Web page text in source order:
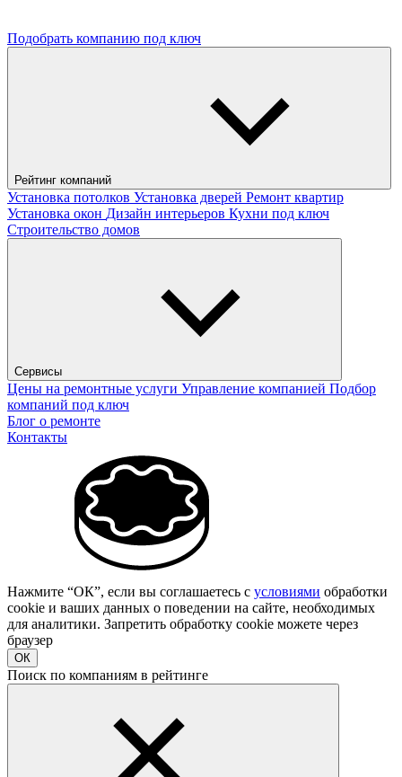
Подобрать компанию под ключ
Рейтинг компаний
Установка потолков Установка дверей Ремонт квартир
Установка окон Дизайн интерьеров Кухни под ключ
Строительство домов
Сервисы
Цены на ремонтные услуги Управление компанией Подбор
компаний под ключ
Блог о ремонте
Контакты
Нажмите “ОК”, если вы соглашаетесь с условиями обработки
cookie и ваших данных о поведении на сайте, необходимых
для аналитики. Запретить обработку cookie можете через
браузер
ОК
Поиск по компаниям в рейтинге